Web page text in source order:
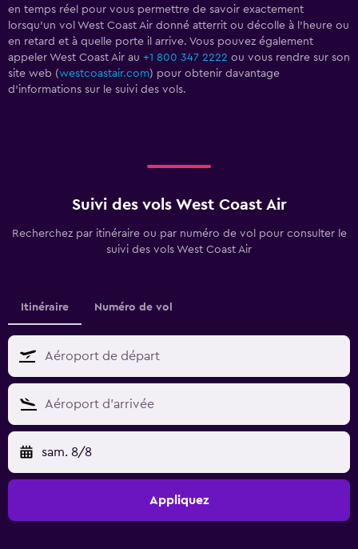
en temps réel pour vous permettre de savoir exactement
lorsqu'un vol West Coast Air donné atterrit ou décolle à l'heure ou
en retard et à quelle porte il arrive. Vous pouvez également
appeler West Coast Air au +1 800 347 2222 ou vous rendre sur son
site web (westcoastair.com) pour obtenir davantage
d'informations sur le suivi des vols.
Suivi des vols West Coast Air
Recherchez par itinéraire ou par numéro de vol pour consulter le
suivi des vols West Coast Air
Itinéraire Numéro de vol
sam. 8/8
Appliquez